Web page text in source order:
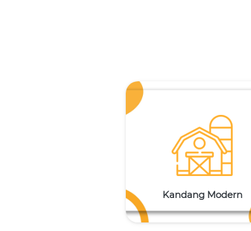
Kandang Modern